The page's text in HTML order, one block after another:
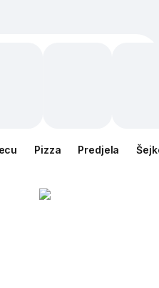
Pizza Predjela